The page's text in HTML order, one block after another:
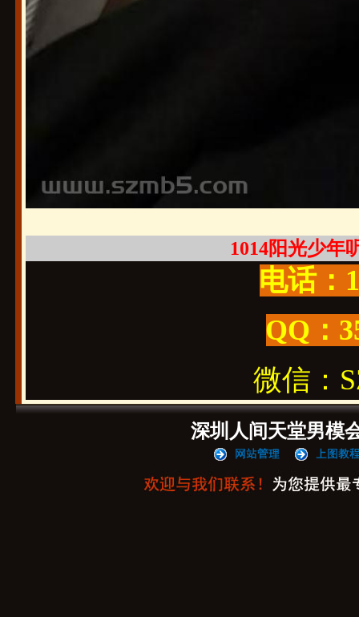
1014阳光少年
电话：
QQ：
微信：
深圳人间天堂男模